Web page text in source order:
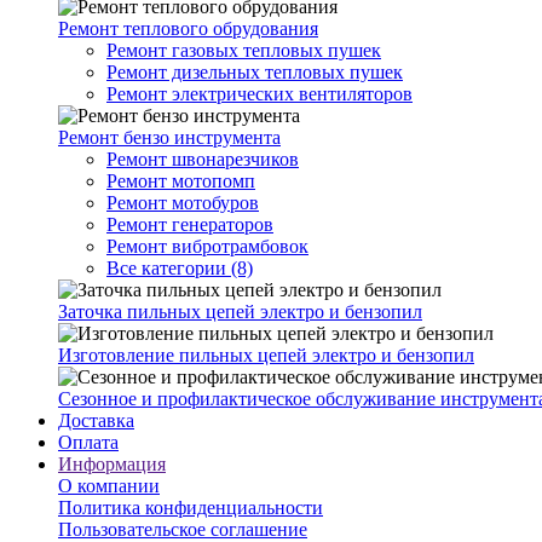
Ремонт теплового обрудования
Ремонт газовых тепловых пушек
Ремонт дизельных тепловых пушек
Ремонт электрических вентиляторов
Ремонт бензо инструмента
Ремонт швонарезчиков
Ремонт мотопомп
Ремонт мотобуров
Ремонт генераторов
Ремонт вибротрамбовок
Все категории (8)
Заточка пильных цепей электро и бензопил
Изготовление пильных цепей электро и бензопил
Сезонное и профилактическое обслуживание
Доставка
Оплата
Информация
О компании
Политика конфиденциальности
Пользовательское соглашение